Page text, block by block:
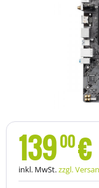
13900€
inkl. MwSt.zzgl.